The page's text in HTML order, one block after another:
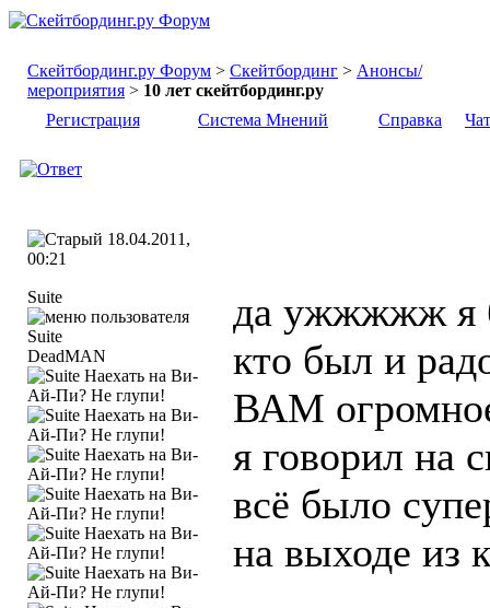
Скейтбординг.ру Форум > Скейтбординг > Анонсы/
мероприятия > 10 лет скейтбординг.ру
Регистрация
Система Мнений Справка Чат
18.04.2011,
00:21
Suite
DeadMAN
да ужжжжж я
кто был и
ВАМ
я говорил на
всё было
на выходе из